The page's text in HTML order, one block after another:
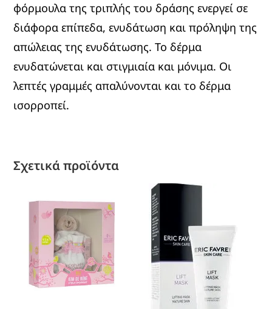
φόρμουλα της τριπλής του δράσης ενεργεί σε
διάφορα επίπεδα, ενυδάτωση και πρόληψη της
απώλειας της ενυδάτωσης. Το δέρμα
ενυδατώνεται και στιγμιαία και μόνιμα. Οι
λεπτές γραμμές απαλύνονται και το δέρμα
ισορροπεί.
Σχετικά προϊόντα